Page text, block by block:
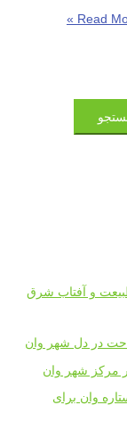
و آفتاب شرق
مرکز شهر وان
وان؛ یکی از بهترین هتل‌های ۴ ستاره وان برای